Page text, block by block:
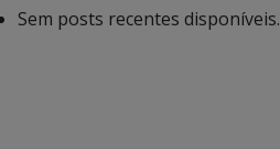
Sem posts recentes disponíveis.